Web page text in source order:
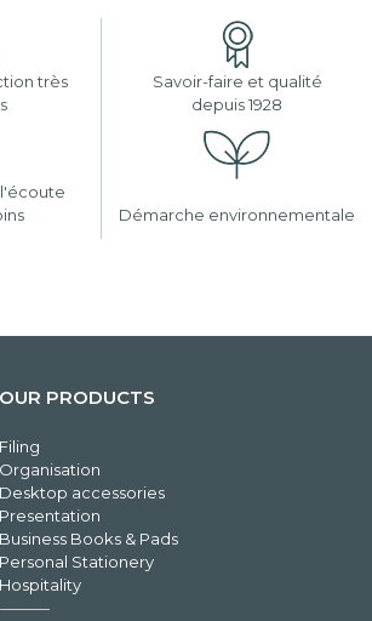
très
Savoir-faire et qualité
depuis 1928
Démarche environnementale
OUR PRODUCTS
Filing
Organisation
Desktop accessories
Presentation
Business Books & Pads
Personal Stationery
Hospitality